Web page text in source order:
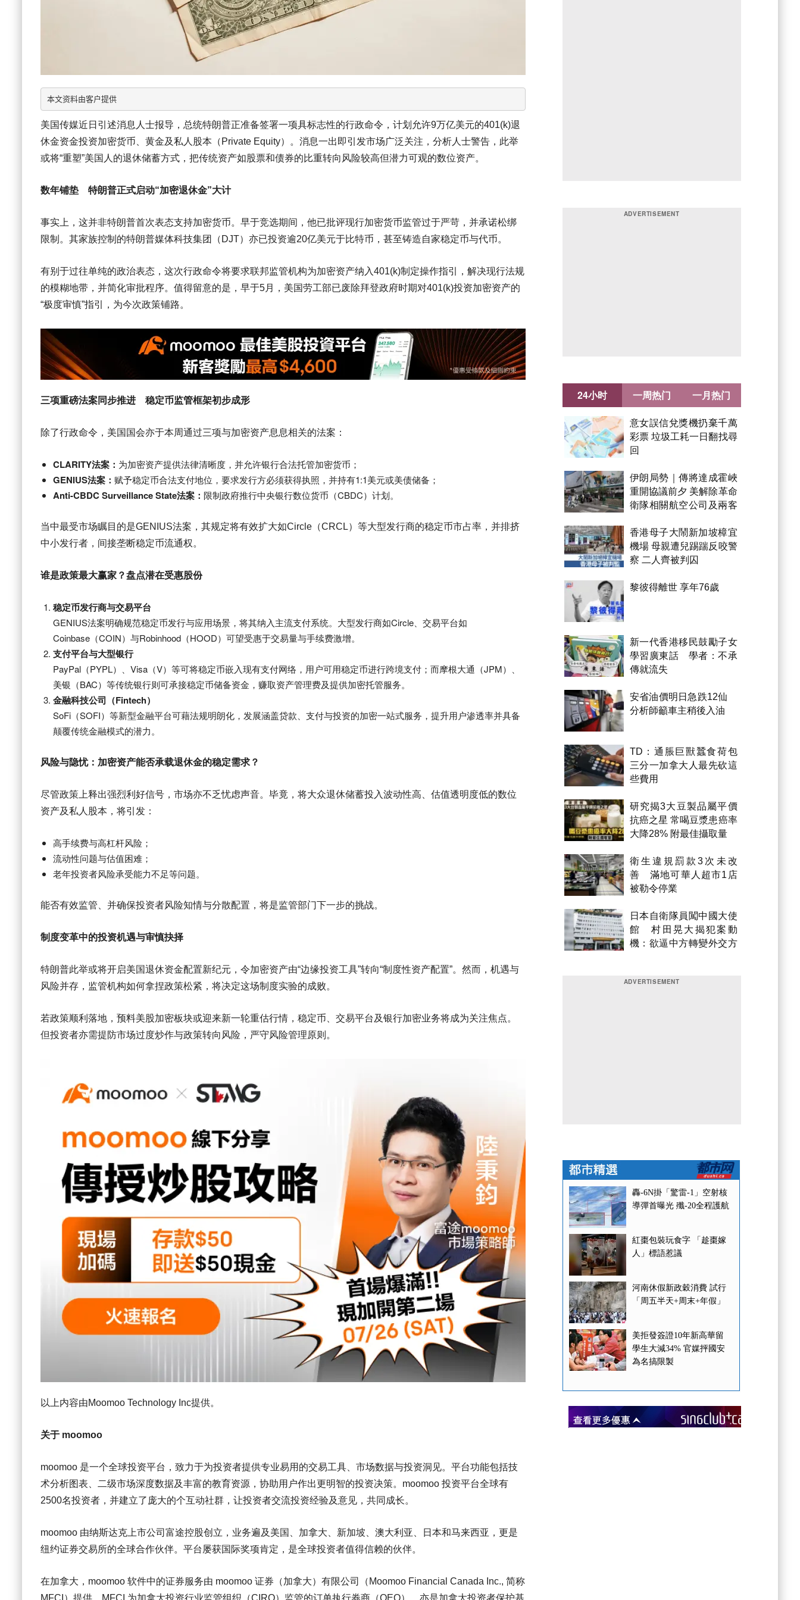
本文资料由客户提供
美国传媒近日引述消息人士报导，总统特朗普正准备签署一项具标志性的行政命令，计划允许9万亿美元的401(k)退
休金资金投资加密货币、黄金及私人股本（Private Equity）。消息一出即引发市场广泛关注，分析人士警告，此举
或将“重塑”美国人的退休储蓄方式，把传统资产如股票和债券的比重转向风险较高但潜力可观的数位资产。
数年铺垫 特朗普正式启动“加密退休金”大计
事实上，这并非特朗普首次表态支持加密货币。早于竞选期间，他已批评现行加密货币监管过于严苛，并承诺松绑
限制。其家族控制的特朗普媒体科技集团（DJT）亦已投资逾20亿美元于比特币，甚至铸造自家稳定币与代币。
有别于过往单纯的政治表态，这次行政命令将要求联邦监管机构为加密资产纳入401(k)制定操作指引，解决现行法规
的模糊地带，并简化审批程序。值得留意的是，早于5月，美国劳工部已废除拜登政府时期对401(k)投资加密资产的
“极度审慎”指引，为今次政策铺路。
三项重磅法案同步推进 稳定币监管框架初步成形
除了行政命令，美国国会亦于本周通过三项与加密资产息息相关的法案：
CLARITY法案： 为加密资产提供法律清晰度，并允许银行合法托管加密货币；
GENIUS法案： 赋予稳定币合法支付地位，要求发行方必须获得执照，并持有1:1美元或美债储备；
Anti-CBDC Surveillance State法案： 限制政府推行中央银行数位货币（CBDC）计划。
当中最受市场瞩目的是GENIUS法案，其规定将有效扩大如Circle（CRCL）等大型发行商的稳定币市占率，并排挤
中小发行者，间接垄断稳定币流通权。
谁是政策最大赢家？盘点潜在受惠股份
稳定币发行商与交易平台
GENIUS法案明确规范稳定币发行与应用场景，将其纳入主流支付系统。大型发行商如Circle、交易平台如
Coinbase（COIN）与Robinhood（HOOD）可望受惠于交易量与手续费激增。
支付平台与大型银行
PayPal（PYPL）、Visa（V）等可将稳定币嵌入现有支付网络，用户可用稳定币进行跨境支付；而摩根大通（JPM）、
美银（BAC）等传统银行则可承接稳定币储备资金，赚取资产管理费及提供加密托管服务。
金融科技公司（Fintech）
SoFi（SOFI）等新型金融平台可藉法规明朗化，发展涵盖贷款、支付与投资的加密一站式服务，提升用户渗透率并具备
颠覆传统金融模式的潜力。
风险与隐忧：加密资产能否承载退休金的稳定需求？
尽管政策上释出强烈利好信号，市场亦不乏忧虑声音。毕竟，将大众退休储蓄投入波动性高、估值透明度低的数位
资产及私人股本，将引发：
高手续费与高杠杆风险；
流动性问题与估值困难；
老年投资者风险承受能力不足等问题。
能否有效监管、并确保投资者风险知情与分散配置，将是监管部门下一步的挑战。
制度变革中的投资机遇与审慎抉择
特朗普此举或将开启美国退休资金配置新纪元，令加密资产由“边缘投资工具”转向“制度性资产配置”。然而，机遇与
风险并存，监管机构如何拿捏政策松紧，将决定这场制度实验的成败。
若政策顺利落地，预料美股加密板块或迎来新一轮重估行情，稳定币、交易平台及银行加密业务将成为关注焦点。
但投资者亦需提防市场过度炒作与政策转向风险，严守风险管理原则。
以上内容由Moomoo Technology Inc提供。
关于 moomoo
moomoo 是一个全球投资平台，致力于为投资者提供专业易用的交易工具、市场数据与投资洞见。平台功能包括技
术分析图表、二级市场深度数据及丰富的教育资源，协助用户作出更明智的投资决策。moomoo 投资平台全球有
2500名投资者，并建立了庞大的个互动社群，让投资者交流投资经验及意见，共同成长。
moomoo 由纳斯达克上市公司富途控股创立，业务遍及美国、加拿大、新加坡、澳大利亚、日本和马来西亚，更是
纽约证券交易所的全球合作伙伴。平台屡获国际奖项肯定，是全球投资者值得信赖的伙伴。
在加拿大，moomoo 软件中的证券服务由 moomoo 证券（加拿大）有限公司（Moomoo Financial Canada Inc., 简称
24小时
意女誤信兌獎機扔棄千萬
彩票 垃圾工耗一日翻找尋
回
伊朗局勢｜傳將達成霍峽
重開協議前夕 美解除革命
衛隊相關航空公司及兩客
香港母子大鬧新加坡樟宜
機場 母親遭兒踢踹反咬警
察 二人齊被判囚
黎彼得離世 享年76歲
新一代香港移民鼓勵子女
學習廣東話 學者：不承
傳就流失
安省油價明日急跌12仙
分析師籲車主稍後入油
TD：通脹巨獸蠶食荷包
三分一加拿大人最先砍這
些費用
研究揭3大豆製品屬平價
抗癌之星 常喝豆漿患癌率
大降28% 附最佳攝取量
衛生違規罰款3次未改
善 滿地可華人超市1店
被勒令停業
日本自衛隊員闖中國大使
館 村田晃大揭犯案動
機：欲逼中方轉變外交方
一周热门 一月热门